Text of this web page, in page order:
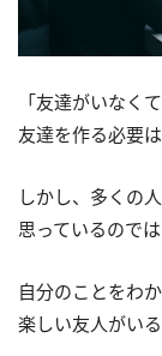
「友達がいなく
友達を作る必要
しかし、多くの
思っているので
自分のことをわ
楽しい友人がい